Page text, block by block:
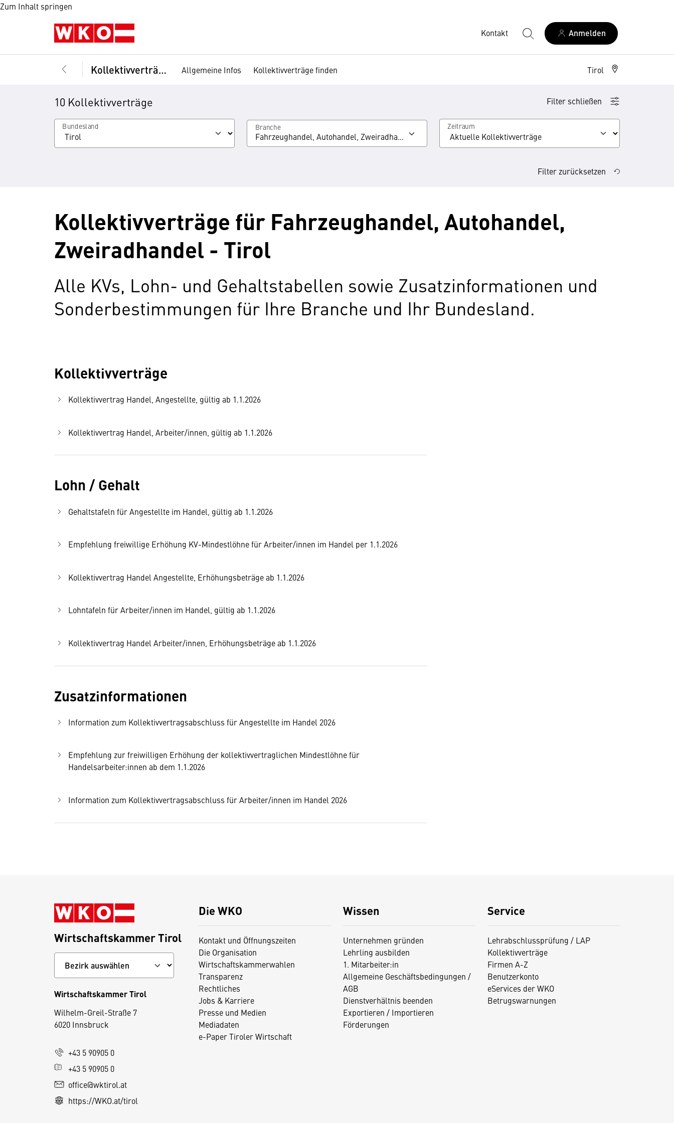
Zum Inhalt springen
Kontakt Anmelden
Kollektivverträge Allgemeine Infos Kollektivverträge finden Tirol
10 Kollektivverträge Filter schließen
Bundesland Branche
Fahrzeughandel, Autohandel, Zweiradhandel
Zeitraum
Filter zurücksetzen
Kollektivverträge für Fahrzeughandel, Autohandel,
Zweiradhandel - Tirol
Alle KVs, Lohn- und Gehaltstabellen sowie Zusatzinformationen und
Sonderbestimmungen für Ihre Branche und Ihr Bundesland.
Kollektivverträge
Kollektivvertrag Handel, Angestellte, gültig ab 1.1.2026
Kollektivvertrag Handel, Arbeiter/innen, gültig ab 1.1.2026
Lohn / Gehalt
Gehaltstafeln für Angestellte im Handel, gültig ab 1.1.2026
Empfehlung freiwillige Erhöhung KV-Mindestlöhne für Arbeiter/innen im Handel per 1.1.2026
Kollektivvertrag Handel Angestellte, Erhöhungsbeträge ab 1.1.2026
Lohntafeln für Arbeiter/innen im Handel, gültig ab 1.1.2026
Kollektivvertrag Handel Arbeiter/innen, Erhöhungsbeträge ab 1.1.2026
Zusatzinformationen
Information zum Kollektivvertragsabschluss für Angestellte im Handel 2026
Empfehlung zur freiwilligen Erhöhung der kollektivvertraglichen Mindestlöhne für
Handelsarbeiter:innen ab dem 1.1.2026
Information zum Kollektivvertragsabschluss für Arbeiter/innen im Handel 2026
Die WKO
Kontakt und Öffnungszeiten
Die Organisation
Wirtschaftskammerwahlen
Transparenz
Rechtliches
Jobs & Karriere
Presse und Medien
Mediadaten
e-Paper Tiroler Wirtschaft
Wissen
Unternehmen gründen
Lehrling ausbilden
1. Mitarbeiter:in
Allgemeine Geschäftsbedingungen /
AGB
Dienstverhältnis beenden
Exportieren / Importieren
Förderungen
Service
Lehrabschlussprüfung / LAP
Kollektivverträge
Firmen A-Z
Benutzerkonto
eServices der WKO
Betrugswarnungen
Wirtschaftskammer Tirol
Wirtschaftskammer Tirol
Wilhelm-Greil-Straße 7
6020 Innsbruck
+43 5 90905 0
+43 5 90905 0
office@wktirol.at
https://WKO.at/tirol